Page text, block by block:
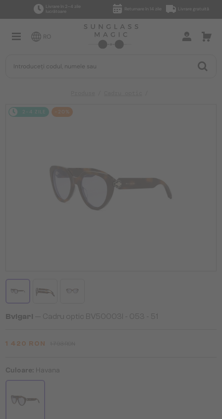
Livrare în 2–4 zile
lucrătoare
Returnare în 14 zile Livrare gratuită
RO
2-4 ZILE -20%
Bvlgari — Cadru optic BV50003I - 053 - 51
1 420 RON
Culoare: Havana